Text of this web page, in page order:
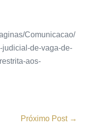
Comunicacao/
de-vaga-de-
aos-
Próximo Post →